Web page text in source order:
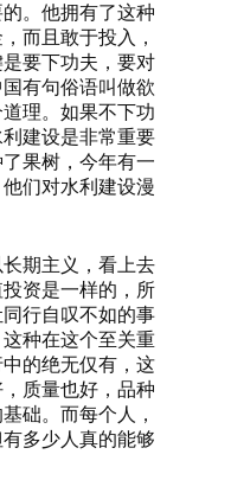
。他拥有了这种
而且敢于投入，
要下功夫，要对
有句俗语叫做欲
理。如果不下功
建设是非常重要
果树，今年有一
们对水利建设漫
期主义，看上去
资是一样的，所
行自叹不如的事
种在这个至关重
的绝无仅有，这
质量也好，品种
础。 而每个人，
多少人真的能够